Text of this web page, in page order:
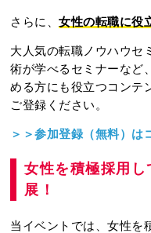
さらに、 女性の転職に役
大人気の転職ノウハウセ
術が学べるセミナーなど
める方にも役立つコンテ
ご登録ください。
＞＞参加登録（無料）は
女性を積極採用し
展！
当イベントでは、女性を